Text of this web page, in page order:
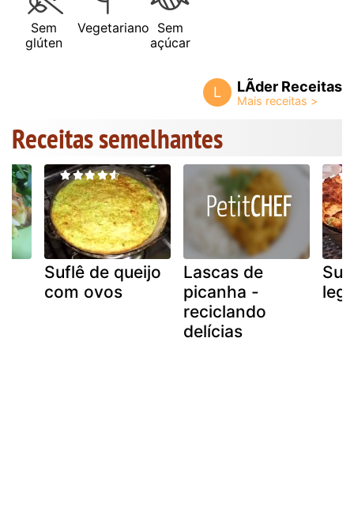
Sem
glúten
Vegetariano Sem
açúcar
L LÃ­der Receitas
Receitas semelhantes
Suflê de queijo
com ovos
Lascas de
picanha -
reciclando
delícias